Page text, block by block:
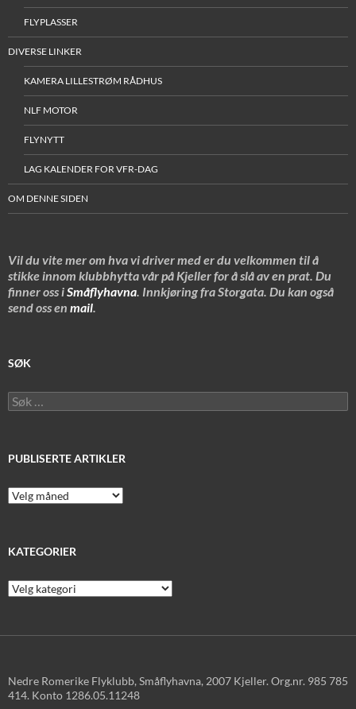
FLYPLASSER
DIVERSE LINKER
KAMERA LILLESTRØM RÅDHUS
NLF MOTOR
FLYNYTT
LAG KALENDER FOR VFR-DAG
OM DENNE SIDEN
Vil du vite mer om hva vi driver med er du velkommen til å
stikke innom klubbhytta vår på Kjeller for å slå av en prat. Du
finner oss iSmåflyhavna. Innkjøring fra Storgata. Du kan også
send oss en mail.
SØK
Søk
etter:
PUBLISERTE ARTIKLER
Publiserte
artikler
KATEGORIER
Kategorier
Nedre Romerike Flyklubb, Småflyhavna, 2007 Kjeller. Org.nr. 985 785
414. Konto 1286.05.11248